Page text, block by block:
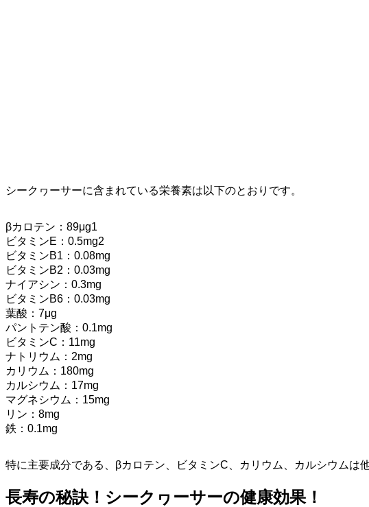
シークヮーサーに含まれている栄養素は以下のとおりです。
βカロテン：89μg1
ビタミンE：0.5mg2
ビタミンB1：0.08mg
ビタミンB2：0.03mg
ナイアシン：0.3mg
ビタミンB6：0.03mg
葉酸：7μg
パントテン酸：0.1mg
ビタミンC：11mg
ナトリウム：2mg
カリウム：180mg
カルシウム：17mg
マグネシウム：15mg
リン：8mg
鉄：0.1mg
特に主要成分である、βカロテン、ビタミンC、カリウム、カルシウムは
長寿の秘訣！シークヮーサーの健康効果！